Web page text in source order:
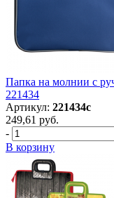
Папка на молнии с
221434
Артикул: 221434с
249,61 руб.
-
В корзину